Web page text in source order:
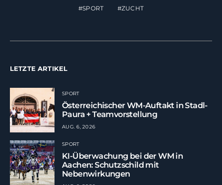
SPORT
ZUCHT
LETZTE ARTIKEL
SPORT
Österreichischer WM-Auftakt in Stadl-
Paura + Teamvorstellung
AUG. 6, 2026
SPORT
KI-Überwachung bei der WM in
Aachen: Schutzschild mit
Nebenwirkungen